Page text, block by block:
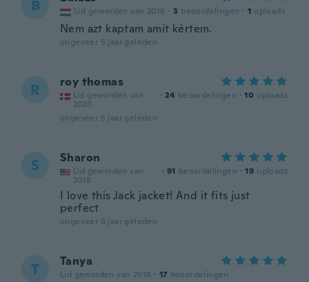
B Lid geworden van 2016 · 3 beoordelingen · 1 uploads
Nem azt kaptam amit kértem.
ongeveer 5 jaar geleden
R roy thomas
Lid geworden van
2020
· 24 beoordelingen · 10 uploads
ongeveer 5 jaar geleden
S Sharon
Lid geworden van
2018
· 91 beoordelingen · 19 uploads
I love this Jack jacket! And it fits just
perfect
ongeveer 6 jaar geleden
T Tanya
Lid geworden van 2018 · 17 beoordelingen